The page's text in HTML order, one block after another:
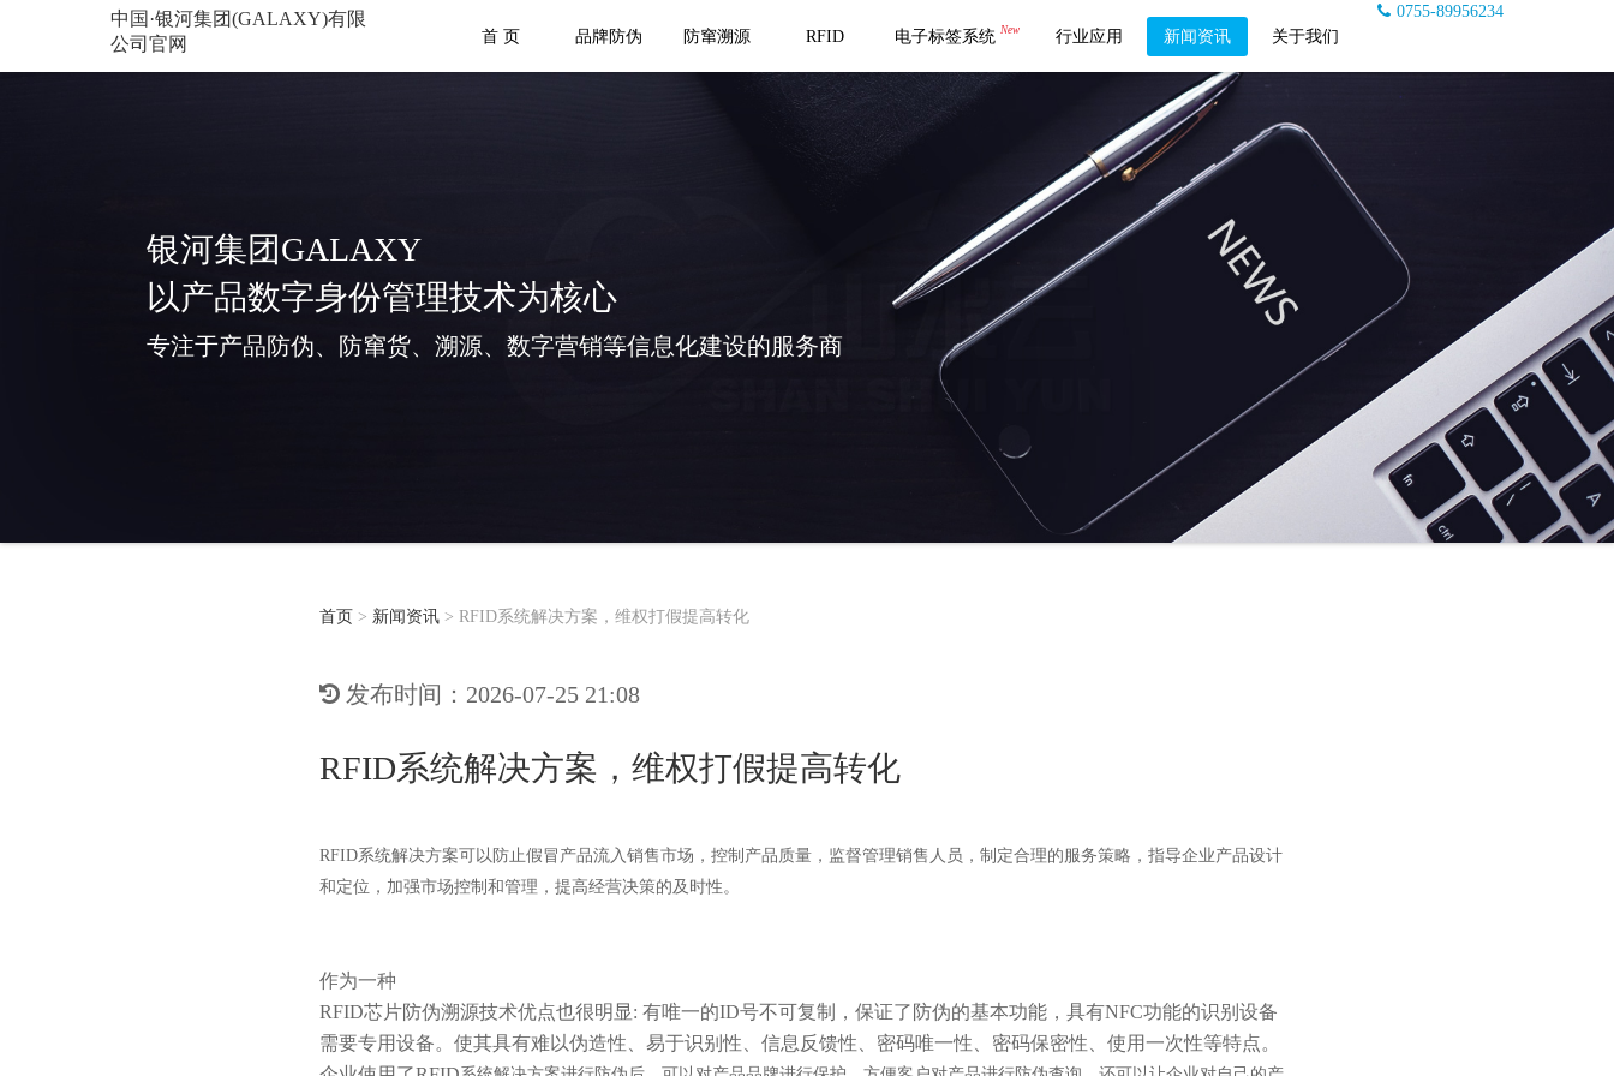
中国·银河集团(GALAXY)有限
公司官网
0755-89956234
首 页
品牌防伪 防窜溯源 RFID 电子标签系统 New 行业应用 新闻资讯 关于我们
银河集团GALAXY
以产品数字身份管理技术为核心
专注于产品防伪、防窜货、溯源、数字营销等信息化建设的服务商
首页 > 新闻资讯 > RFID系统解决方案，维权打假提高转化
发布时间：2026-07-25 21:08
RFID系统解决方案，维权打假提高转化
RFID系统解决方案可以防止假冒产品流入销售市场，控制产品质量，监督管理销售人员，制定合理的服务策略，指导企业产品设计
和定位，加强市场控制和管理，提高经营决策的及时性。
作为一种
RFID芯片防伪溯源技术优点也很明显: 有唯一的ID号不可复制，保证了防伪的基本功能，具有NFC功能的识别设备
需要专用设备。使其具有难以伪造性、易于识别性、信息反馈性、密码唯一性、密码保密性、使用一次性等特点。